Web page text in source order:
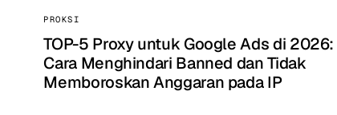
PROKSI
TOP-5 Proxy untuk Google Ads di 2026:
Cara Menghindari Banned dan Tidak
Memboroskan Anggaran pada IP